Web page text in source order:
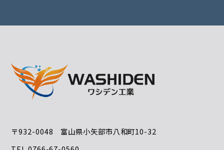
〒932-0048 富山県小矢部市八和町10-32